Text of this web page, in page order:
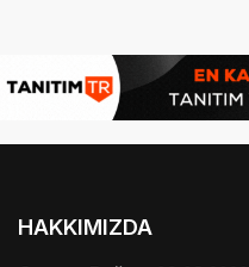
HAKKIMIZDA